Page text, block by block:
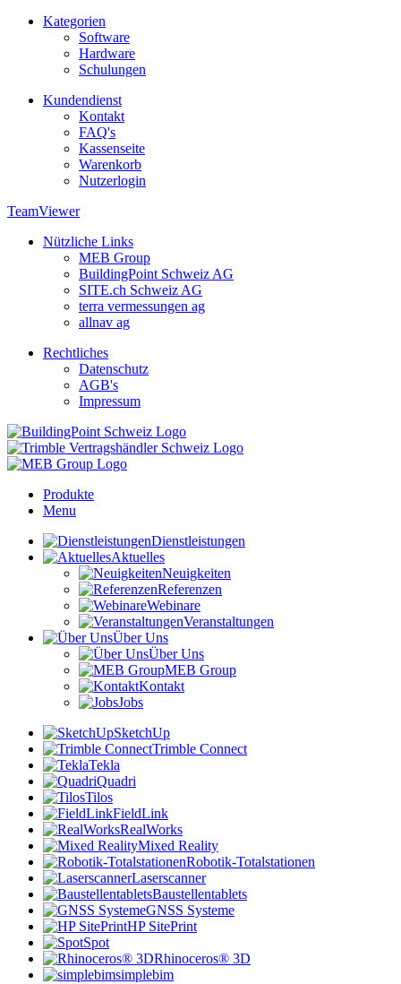
Kategorien
Software
Hardware
Schulungen
Kundendienst
Kontakt
FAQ's
Kassenseite
Warenkorb
Nutzerlogin
TeamViewer
Nützliche Links
MEB Group
BuildingPoint Schweiz AG
SITE.ch Schweiz AG
terra vermessungen ag
allnav ag
Rechtliches
Datenschutz
AGB's
Impressum
Produkte
Menu
Dienstleistungen
Aktuelles
Neuigkeiten
Referenzen
Webinare
Veranstaltungen
Über Uns
Über Uns
MEB Group
Kontakt
Jobs
SketchUp
Trimble Connect
Tekla
Quadri
Tilos
FieldLink
RealWorks
Mixed Reality
Robotik-Totalstationen
Laserscanner
Baustellentablets
GNSS Systeme
HP SitePrint
Spot
Rhinoceros® 3D
simplebim